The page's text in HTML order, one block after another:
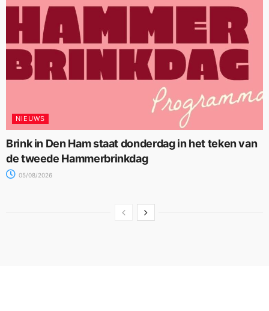
NIEUWS
Brink in Den Ham staat donderdag in het teken van
de tweede Hammerbrinkdag
05/08/2026